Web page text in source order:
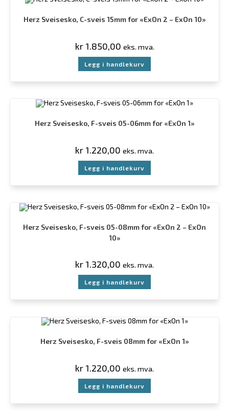
Herz Sveisesko, C-sveis 15mm for «ExOn 2 – ExOn 10»
kr1.850,00 eks. mva.
Legg i handlekurv
Herz Sveisesko, F-sveis 05-06mm for «ExOn 1»
kr 1.220,00 eks. mva.
Legg i handlekurv
Herz Sveisesko, F-sveis 05-08mm for «ExOn 2 – ExOn
10»
kr 1.320,00 eks. mva.
Legg i handlekurv
Herz Sveisesko, F-sveis 08mm for «ExOn 1»
kr 1.220,00 eks. mva.
Legg i handlekurv